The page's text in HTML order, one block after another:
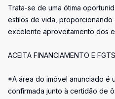
Trata-se de uma ótima
estilos de vida,
excelente aproveitamento dos
ACEITA FINANCIAMENTO E
*A área do imóvel anunciado é
confirmada junto à certidão de